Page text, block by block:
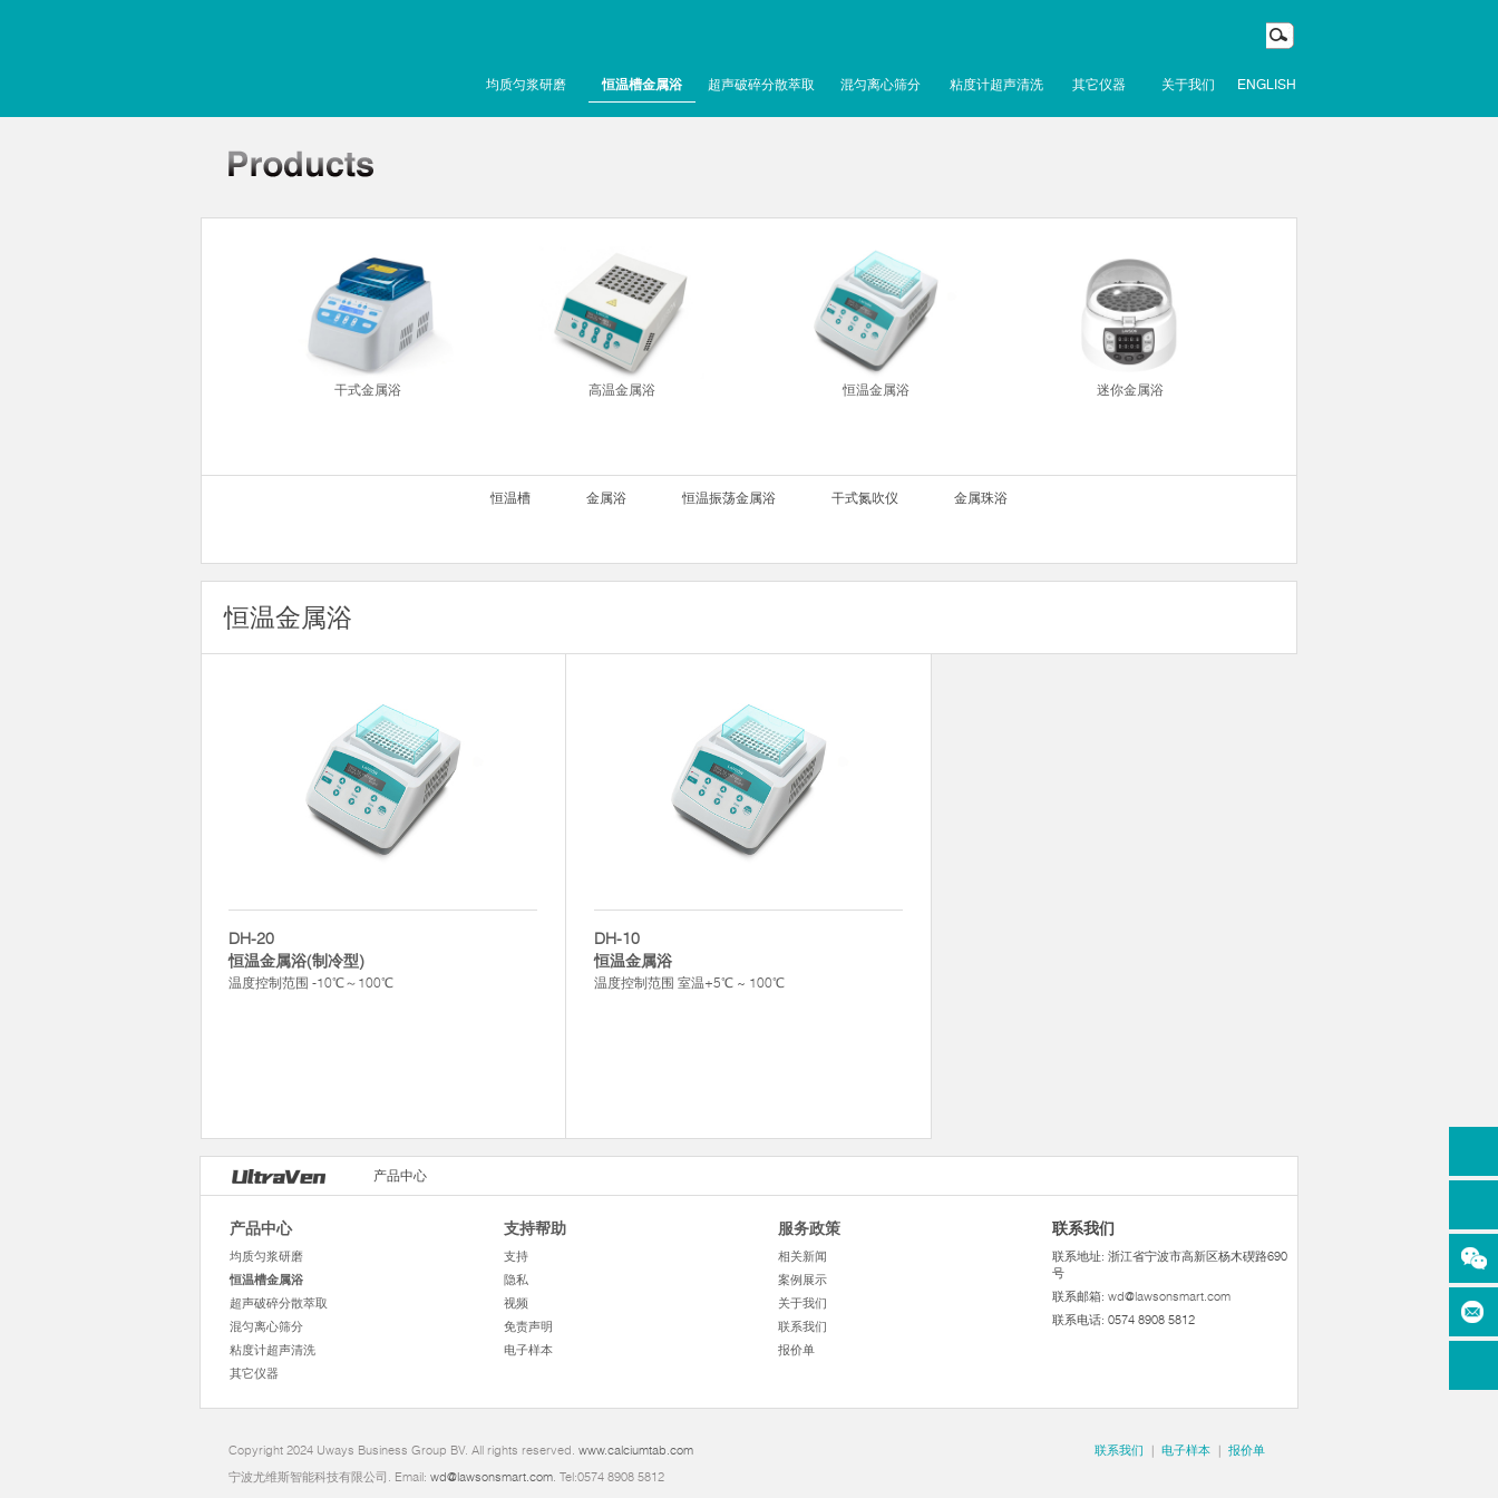
均质匀浆研磨 恒温槽金属浴 超声破碎分散萃取 混匀离心筛分 粘度计超声清洗 其它仪器 关于我们 ENGLISH
干式金属浴 高温金属浴 恒温金属浴 迷你金属浴
恒温槽 金属浴 恒温振荡金属浴 干式氮吹仪 金属珠浴
恒温金属浴
DH-20
恒温金属浴(制冷型)
温度控制范围 -10℃～100℃
DH-10
恒温金属浴
温度控制范围 室温+5℃ ~ 100℃
产品中心
产品中心
均质匀浆研磨
恒温槽金属浴
超声破碎分散萃取
混匀离心筛分
粘度计超声清洗
其它仪器
支持帮助
支持
隐私
视频
免责声明
电子样本
服务政策
相关新闻
案例展示
关于我们
联系我们
报价单
联系我们
联系地址: 浙江省宁波市高新区杨木碶路690
号
联系邮箱: wd@lawsonsmart.com
联系电话: 0574 8908 5812
Copyright 2024 Uways Business Group BV. All rights reserved. www.calciumtab.com
宁波尤维斯智能科技有限公司. Email: wd@lawsonsmart.com. Tel:0574 8908 5812
联系我们 | 电子样本 | 报价单